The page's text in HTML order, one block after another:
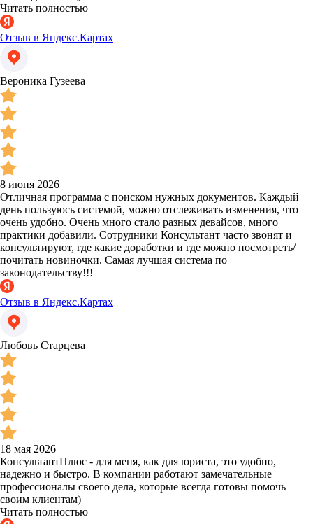
Читать полностью
Отзыв в Яндекс.Картах
Вероника Гузеева
8 июня 2026
Отличная программа с поиском нужных документов. Каждый
день пользуюсь системой, можно отслеживать изменения, что
очень удобно. Очень много стало разных девайсов, много
практики добавили. Сотрудники Консультант часто звонят и
консультируют, где какие доработки и где можно посмотреть/
почитать новиночки. Самая лучшая система по
законодательству!!!
Отзыв в Яндекс.Картах
Любовь Старцева
18 мая 2026
КонсультантПлюс - для меня, как для юриста, это удобно,
надежно и быстро. В компании работают замечательные
профессионалы своего дела, которые всегда готовы помочь
своим клиентам)
Читать полностью